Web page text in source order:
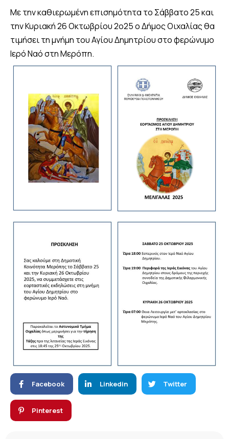
Με την καθιερωμένη επισημότητα το Σάββατο 25 και
την Κυριακή 26 Οκτωβρίου 2ο25 ο Δήμος Οιχαλίας θα
τιμήσει τη μνήμη του Αγίου Δημητρίου στο φερώνυμο
Ιερό Ναό στη Μερόπη.
Facebook Linkedin Twitter
Pinterest